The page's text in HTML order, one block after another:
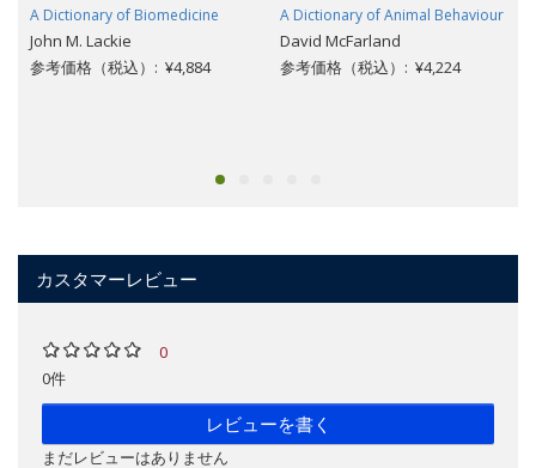
A Dictionary of Biomedicine
John M. Lackie
参考価格（税込）: ¥4,884
A Dictionary of Animal Behaviour
David McFarland
参考価格（税込）: ¥4,224
カスタマーレビュー
0
0件
レビューを書く
まだレビューはありません